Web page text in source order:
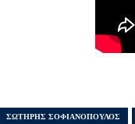
ΣΩΤΗΡΗΣ ΣΟΦΙΑΝΟΠΟΥΛΟΣ